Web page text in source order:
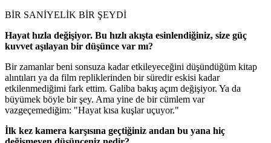
BİR SANİYELİK BİR ŞEYDİ
Hayat hızla değişiyor. Bu hızlı akışta esinlendiğiniz, size güç
kuvvet aşılayan bir düşünce var mı?
Bir zamanlar beni sonsuza kadar etkileyeceğini düşündüğüm kitap
alıntıları ya da film repliklerinden bir süredir eskisi kadar
etkilenmediğimi fark ettim. Galiba bakış açım değişiyor. Ya da
büyümek böyle bir şey. Ama yine de bir cümlem var
vazgeçemediğim: "Hayat kısa kuşlar uçuyor."
İlk kez kamera karşısına geçtiğiniz andan bu yana hiç